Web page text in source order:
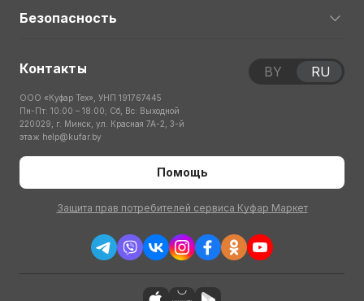
Безопасность
Контакты
ООО «Куфар Тех», УНП 191767445
Пн-Пт: 10:00 – 18:00; Сб, Вс: Выходной
220029, г. Минск, ул. Красная 7А-2, 3-й
этаж help@kufar.by
Помощь
Защита прав потребителей сервиса Куфар Маркет
BY RU